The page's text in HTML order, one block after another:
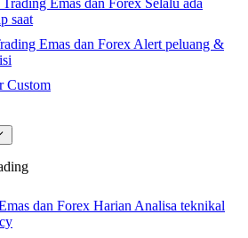
saat
Emas dan Forex Alert peluang &
Custom
dan Forex Harian Analisa teknikal